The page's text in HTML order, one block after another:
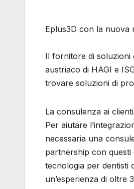
Eplus3D con la nuova
Il fornitore di soluzioni
austriaco di HAGI e
trovare soluzioni di
La consulenza ai
Per aiutare
necessaria una
partnership con
tecnologia per dentisti
un’esperienza di oltre